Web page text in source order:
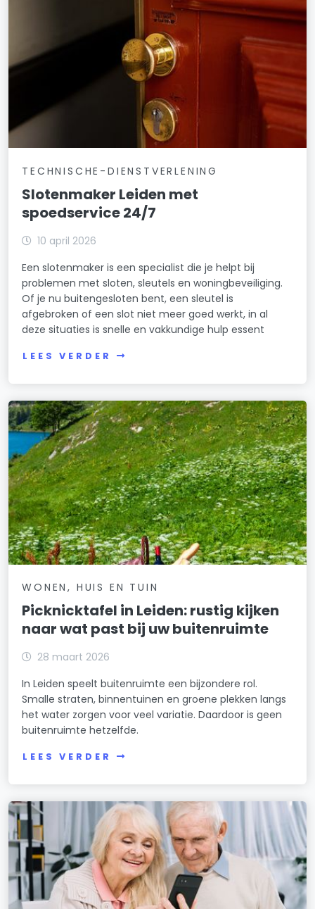
TECHNISCHE-DIENSTVERLENING
Slotenmaker Leiden met
spoedservice 24/7
10 april 2026
Een slotenmaker is een specialist die je helpt bij
problemen met sloten, sleutels en woningbeveiliging.
Of je nu buitengesloten bent, een sleutel is
afgebroken of een slot niet meer goed werkt, in al
deze situaties is snelle en vakkundige hulp essent
LEES VERDER
WONEN, HUIS EN TUIN
Picknicktafel in Leiden: rustig kijken
naar wat past bij uw buitenruimte
28 maart 2026
In Leiden speelt buitenruimte een bijzondere rol.
Smalle straten, binnentuinen en groene plekken langs
het water zorgen voor veel variatie. Daardoor is geen
buitenruimte hetzelfde.
LEES VERDER